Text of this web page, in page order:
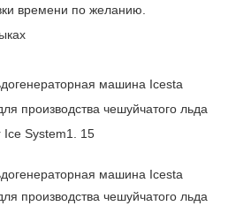
времени по желанию.